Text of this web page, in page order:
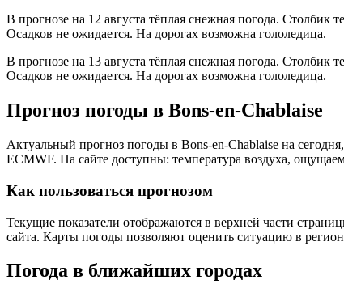
В прогнозе на 12 августа тёплая снежная погода.
Осадков не ожидается. На дорогах возможна гололедица.
В прогнозе на 13 августа тёплая снежная погода.
Осадков не ожидается. На дорогах возможна гололедица.
Прогноз погоды в Bons-en-Chablaisе
Актуальный прогноз погоды в Bons-en-Chablaisе на
ECMWF. На сайте доступны: температура воздуха,
Как пользоваться прогнозом
Текущие показатели отображаются в верхней части
сайта. Карты погоды позволяют оценить ситуацию в
Погода в ближайших городах